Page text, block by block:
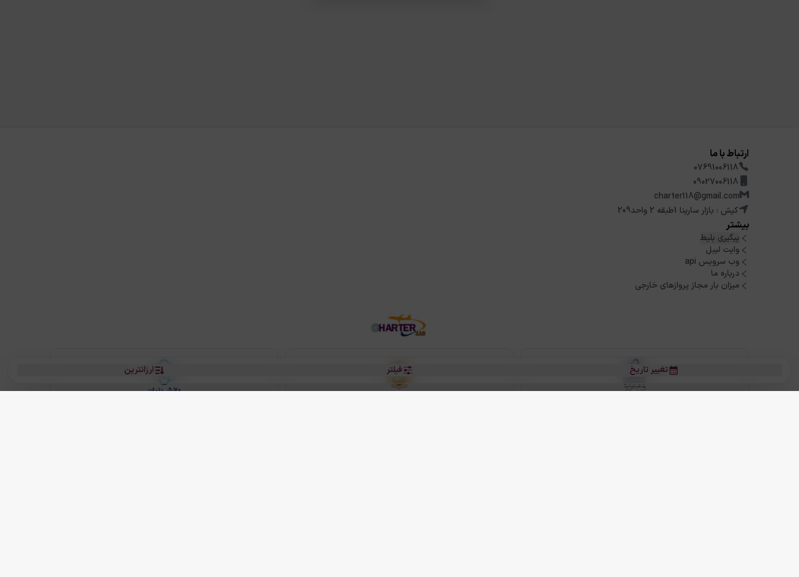
ارزانترین فیلتر تغییر تاریخ
ارتباط با ما
07691006118
09027006118
charter118@gmail.com
کیش : بازار سارینا 1طبقه 2 واحد209
بیشتر
پیگیری بلیط
وایت لیبل
وب سرویس api
درباره ما
میزان بار مجاز پروازهای خارجی